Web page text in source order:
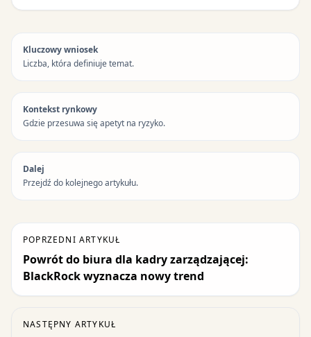
Kluczowy wniosek
Liczba, która definiuje temat.
Kontekst rynkowy
Gdzie przesuwa się apetyt na ryzyko.
Dalej
Przejdź do kolejnego artykułu.
POPRZEDNI ARTYKUŁ
Powrót do biura dla kadry zarządzającej:
BlackRock wyznacza nowy trend
NASTĘPNY ARTYKUŁ